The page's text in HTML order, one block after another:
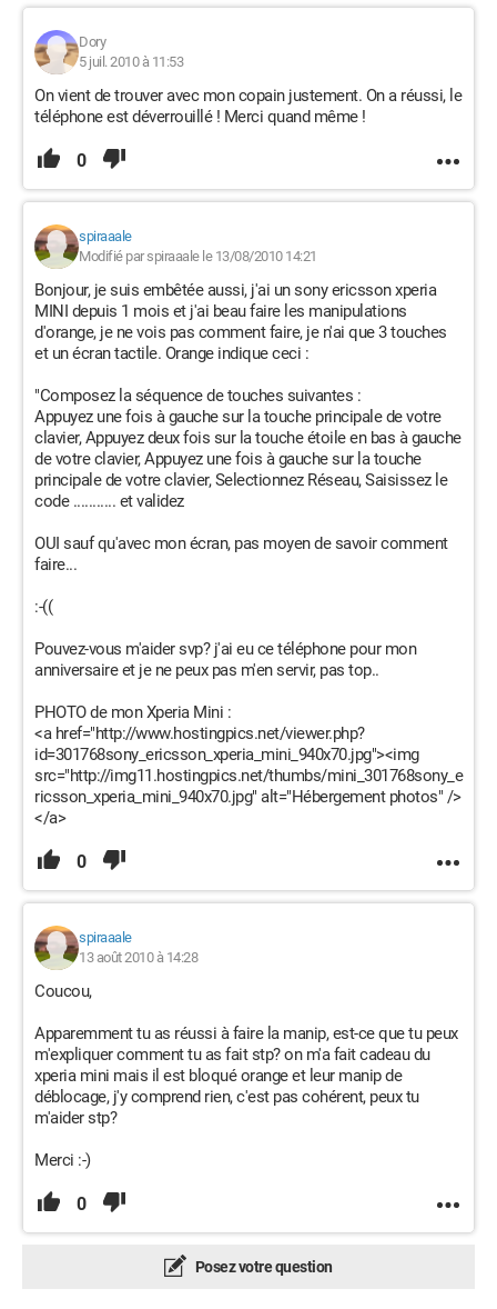
Dory
5 juil. 2010 à 11:53
On vient de trouver avec mon copain justement. On a réussi, le
téléphone est déverrouillé ! Merci quand même !
0
spiraaale
Modifié par spiraaale le 13/08/2010 14:21
Bonjour, je suis embêtée aussi, j'ai un sony ericsson xperia
MINI depuis 1 mois et j'ai beau faire les manipulations
d'orange, je ne vois pas comment faire, je n'ai que 3 touches
et un écran tactile. Orange indique ceci :
"Composez la séquence de touches suivantes :
Appuyez une fois à gauche sur la touche principale de votre
clavier, Appuyez deux fois sur la touche étoile en bas à gauche
de votre clavier, Appuyez une fois à gauche sur la touche
principale de votre clavier, Selectionnez Réseau, Saisissez le
code ........... et validez
OUI sauf qu'avec mon écran, pas moyen de savoir comment
faire...
:-((
Pouvez-vous m'aider svp? j'ai eu ce téléphone pour mon
anniversaire et je ne peux pas m'en servir, pas top..
PHOTO de mon Xperia Mini :
<a href="http://www.hostingpics.net/viewer.php?
id=301768sony_ericsson_xperia_mini_940x70.jpg"><img
src="http://img11.hostingpics.net/thumbs/mini_301768sony_e
ricsson_xperia_mini_940x70.jpg" alt="Hébergement photos" />
</a>
0
spiraaale
13 août 2010 à 14:28
Coucou,
Apparemment tu as réussi à faire la manip, est-ce que tu peux
m'expliquer comment tu as fait stp? on m'a fait cadeau du
xperia mini mais il est bloqué orange et leur manip de
déblocage, j'y comprend rien, c'est pas cohérent, peux tu
m'aider stp?
Merci :-)
0
Posez votre question